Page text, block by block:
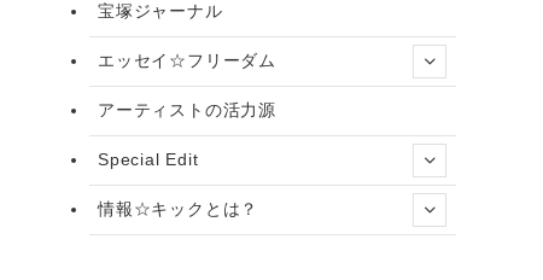
宝塚ジャーナル
エッセイ☆フリーダム
アーティストの活力源
Special Edit
情報☆キックとは？